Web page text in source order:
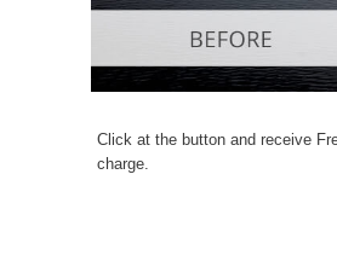
Click at the button and receive
charge.